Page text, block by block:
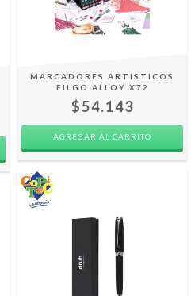
MARCADORES ARTISTICOS
FILGO ALLOY X72
$54.143